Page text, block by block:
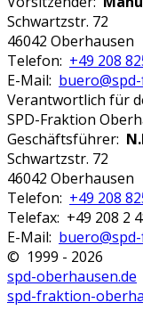
Schwartzstr. 72
46042 Oberhausen
Telefon: +49 208
E-Mail:
Verantwortlich für
SPD-Fraktion
Geschäftsführer:
Schwartzstr. 72
46042 Oberhausen
Telefon: +49 208
Telefax: +49 208 2
E-Mail:
© 1999 - 2026
spd-oberhausen.de
spd-fraktion-